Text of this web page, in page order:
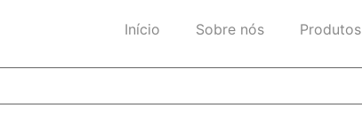
Início Sobre nós Produtos